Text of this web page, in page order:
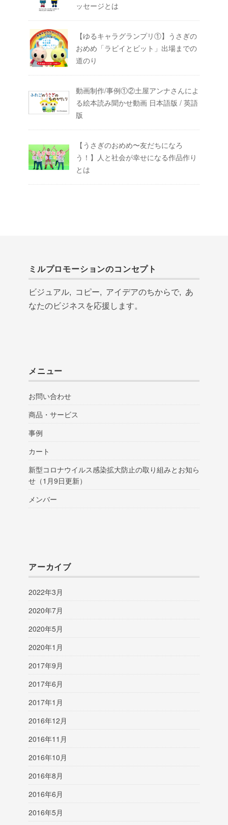
ッセージとは
【ゆるキャラグランプリ①】うさぎの
おめめ「ラビイとビット」出場までの
道のり
動画制作/事例①②土屋アンナさんによ
る絵本読み聞かせ動画 日本語版 / 英語
版
【うさぎのおめめ〜友だちになろ
う！】人と社会が幸せになる作品作り
とは
ミルプロモーションのコンセプト
ビジュアル, コピー, アイデアのちからで, あ
なたのビジネスを応援します。
メニュー
お問い合わせ
商品・サービス
事例
カート
新型コロナウイルス感染拡大防止の取り組みとお知ら
せ（1月9日更新）
メンバー
アーカイブ
2022年3月
2020年7月
2020年5月
2020年1月
2017年9月
2017年6月
2017年1月
2016年12月
2016年11月
2016年10月
2016年8月
2016年6月
2016年5月